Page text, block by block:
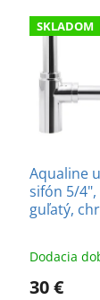
SKLADOM
Aqualine
sifón 5/
guľatý,
Dodacia
30 €